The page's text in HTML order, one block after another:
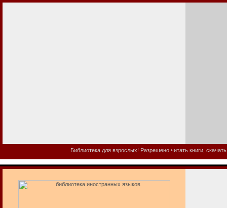
Библиотека для взрослых! Разрешено читать книги,